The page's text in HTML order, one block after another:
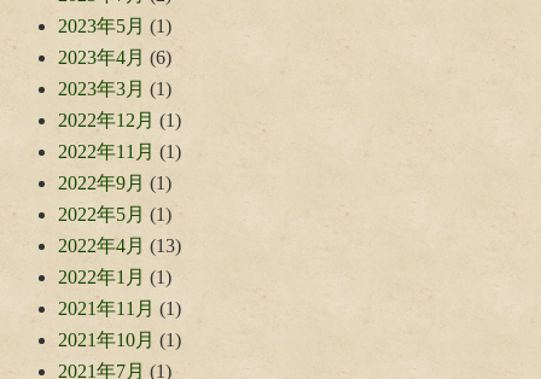
2023年5月 (1)
2023年4月 (6)
2023年3月 (1)
2022年12月 (1)
2022年11月 (1)
2022年9月 (1)
2022年5月 (1)
2022年4月 (13)
2022年1月 (1)
2021年11月 (1)
2021年10月 (1)
2021年7月 (1)